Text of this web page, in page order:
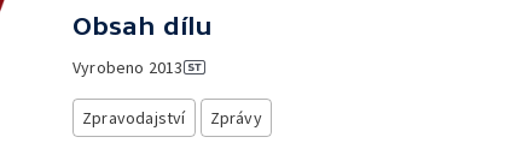
Obsah dílu
Vyrobeno 2013
Zpravodajství Zprávy